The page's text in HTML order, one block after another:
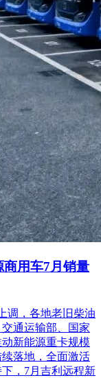
商用车7月销量
调，各地老旧柴油
通运输部、国家
新能源重卡规模
落地，全面激活
，7月吉利远程新